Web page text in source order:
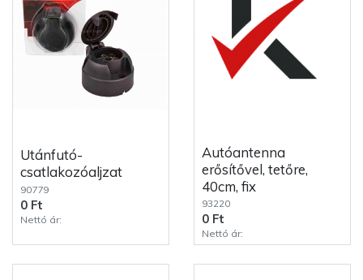
Utánfutó-
csatlakozóaljzat
90779
0 Ft
Nettó ár:
Autóantenna
erősítővel, tetőre,
40cm, fix
93220
0 Ft
Nettó ár: